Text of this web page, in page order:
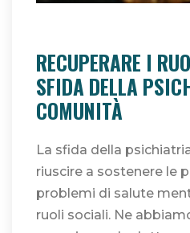
RECUPERARE I
SFIDA DELLA
COMUNITÀ
La sfida della
riuscire a sostenere le
problemi di salute
ruoli sociali. Ne